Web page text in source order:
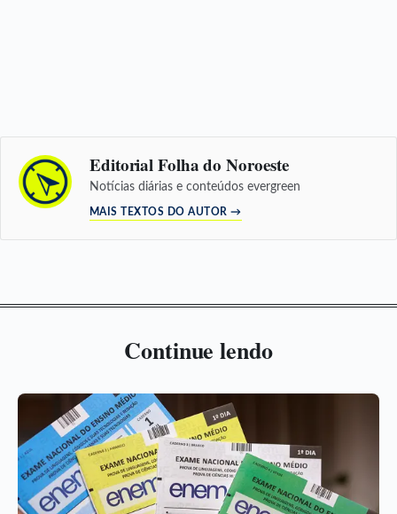
Editorial Folha do Noroeste
Notícias diárias e conteúdos evergreen
MAIS TEXTOS DO AUTOR →
Continue lendo